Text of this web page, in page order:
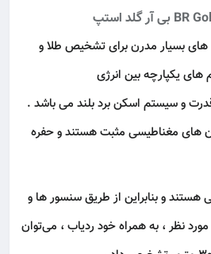
های بسیار مدرن برای تشخیص طلا و
های یکپارچه بین انرژی
و سیستم اسکن برد بلند می باشد .
های مغناطیسی مثبت هستند و حفره
و بنابراین از طریق سنسور ها و
نظر ، به همراه خود ردیاب ، می‌توان